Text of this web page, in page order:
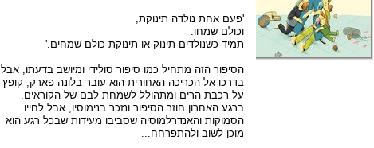
'פעם אחת נולדה תינוקת,
וכולם שמחו.
תמיד כשנולדים תינוק או תינוקת כולם שמחים.'
הסיפור הזה מתחיל כמו סיפור סולידי ומיושב בדעתו, אבל
בדרכו אל הכריכה האחורית הוא עובר בלונה פארק, קופץ
על רכבת הרים ומתהולל לשמחת לבם של הקוראים.
ברגע האחרון חוזר הסיפור ונזכר בנימוסיו, אבל לחייו
הסמוקות והאנדרלמוסיה שסביבו מעידות שבכל רגע הוא
מוכן לשוב ולהתפרחח...